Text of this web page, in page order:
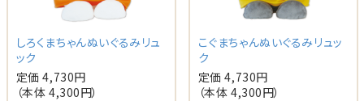
しろくまちゃんぬいぐるみリュ
ック
定価 4,730円
（本体 4,300円）
こぐまちゃんぬいぐるみリュッ
ク
定価 4,730円
（本体 4,300円）